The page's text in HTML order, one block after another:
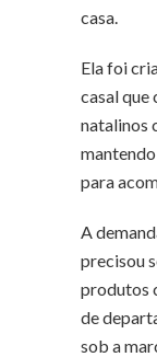
casa.
Ela foi
casal que
natalinos
para
A
precisou
produtos
de
sob a